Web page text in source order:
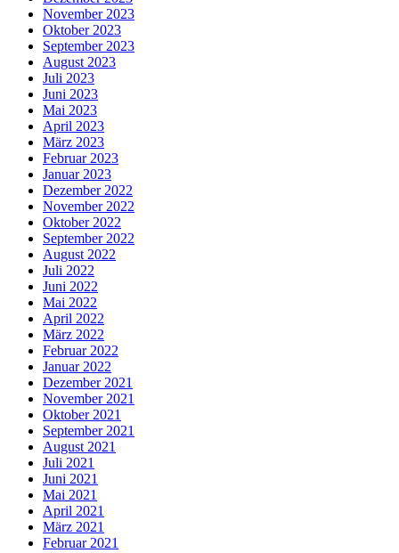
November 2023
Oktober 2023
September 2023
August 2023
Juli 2023
Juni 2023
Mai 2023
April 2023
März 2023
Februar 2023
Januar 2023
Dezember 2022
November 2022
Oktober 2022
September 2022
August 2022
Juli 2022
Juni 2022
Mai 2022
April 2022
März 2022
Februar 2022
Januar 2022
Dezember 2021
November 2021
Oktober 2021
September 2021
August 2021
Juli 2021
Juni 2021
Mai 2021
April 2021
März 2021
Februar 2021